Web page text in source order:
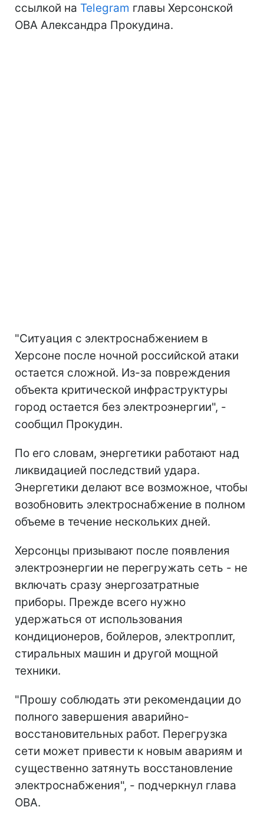
ссылкой на Telegram главы Херсонской
ОВА Александра Прокудина.
"Ситуация с электроснабжением в
Херсоне после ночной российской атаки
остается сложной. Из-за повреждения
объекта критической инфраструктуры
город остается без электроэнергии", -
сообщил Прокудин.
По его словам, энергетики работают над
ликвидацией последствий удара.
Энергетики делают все возможное, чтобы
возобновить электроснабжение в полном
объеме в течение нескольких дней.
Херсонцы призывают после появления
электроэнергии не перегружать сеть - не
включать сразу энергозатратные
приборы. Прежде всего нужно
удержаться от использования
кондиционеров, бойлеров, электроплит,
стиральных машин и другой мощной
техники.
"Прошу соблюдать эти рекомендации до
полного завершения аварийно-
восстановительных работ. Перегрузка
сети может привести к новым авариям и
существенно затянуть восстановление
электроснабжения", - подчеркнул глава
ОВА.